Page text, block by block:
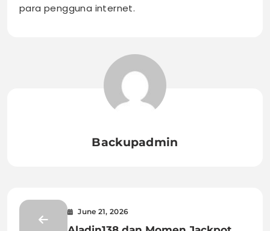
para pengguna internet.
Backupadmin
June 21, 2026